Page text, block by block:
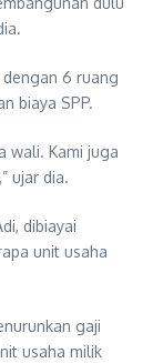
dengan 6 ruang
biaya SPP.
wali. Kami juga
ujar dia.
dibiayai
unit usaha
gaji
usaha milik